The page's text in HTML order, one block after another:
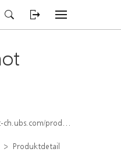
detail/index/isin/CH1582454927
Produktdetail